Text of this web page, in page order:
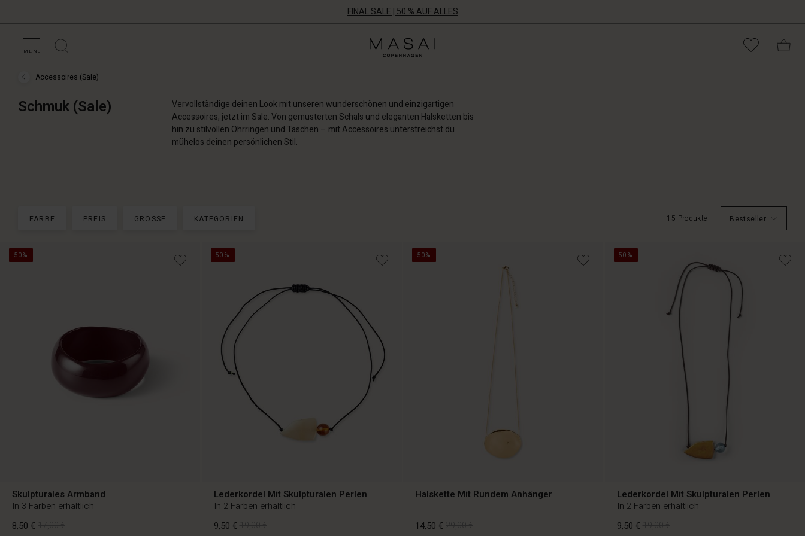
FINAL SALE | 50 % AUF ALLES
MENU
Masai
Clothing
Sale
Accessoires
(Sale)
Accessoires (Sale)
Schmuk (Sale)
Vervollständige deinen Look mit unseren wunderschönen und einzigartigen
Accessoires, jetzt im Sale. Von gemusterten Schals und eleganten Halsketten bis
hin zu stilvollen Ohrringen und Taschen – mit Accessoires unterstreichst du
mühelos deinen persönlichen Stil.
FARBE PREIS GRÖSSE KATEGORIEN 15 Produkte Bestseller
50%
Skulpturales Armband
In 3 Farben erhältlich
8,50 €
50%
Lederkordel Mit Skulpturalen Perlen
In 2 Farben erhältlich
9,50 €
50%
Halskette Mit Rundem Anhänger
14,50 €
50%
Lederkordel Mit Skulpturalen Perlen
In 2 Farben erhältlich
9,50 €